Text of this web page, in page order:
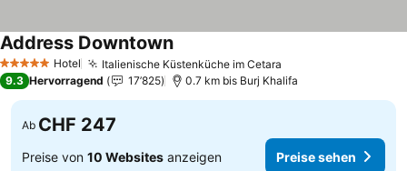
5 Sterne Hotel Italienische Küstenküche im Cetara
Address Downtown
9.3 Hervorragend 17’825 0.7 km bis Burj Khalifa
Ab CHF 247
Preise von 10 Websites anzeigen Preise sehen